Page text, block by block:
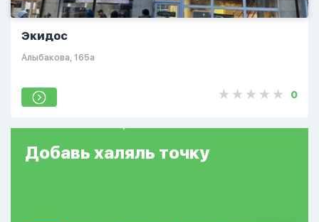
Экидос
​Алыбакова, 165а
0
Добавь халяль точку